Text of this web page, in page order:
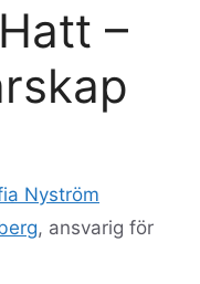
–
Nyström
, ansvarig för